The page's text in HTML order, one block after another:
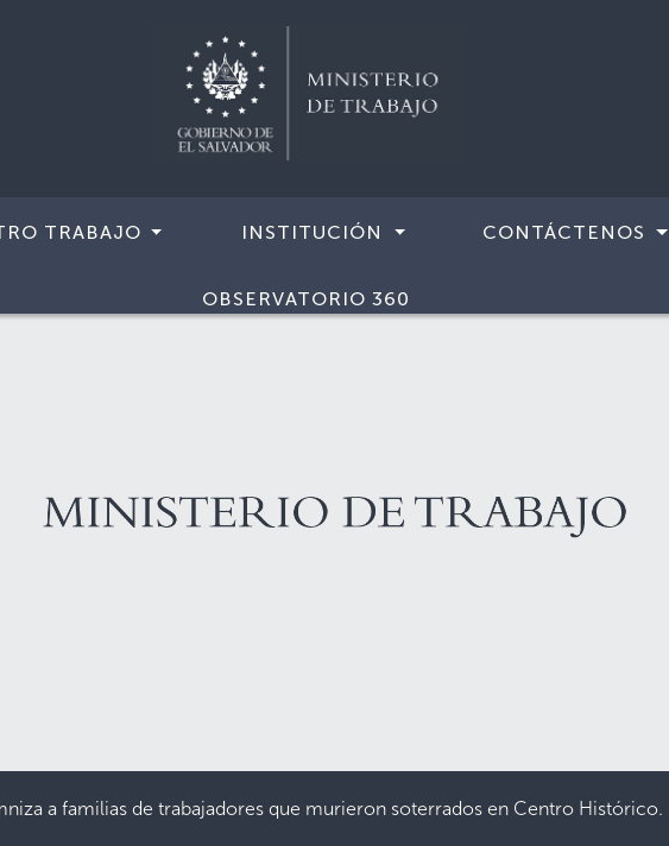
TRABAJO INSTITUCIÓN CONTÁCTENOS
OBSERVATORIO 360
a familias de trabajadores que murieron soterrados en Centro Histórico.